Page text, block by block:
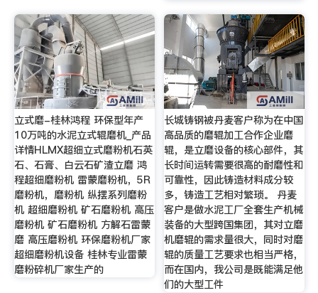
立式磨-桂林鸿程 环保型年产
10万吨的水泥立式辊磨机_产品
详情HLMX超细立式磨粉机石英
石、石膏、白云石矿渣立磨 鸿
程超细磨粉机 雷蒙磨粉机，5R
磨粉机，磨粉机 纵摆系列磨粉
机 超细磨粉机 矿石磨粉机 高压
磨粉机 矿石磨粉机 方解石雷蒙
磨 高压磨粉机 环保磨粉机厂家
超细磨粉机设备 桂林专业雷蒙
磨粉碎机厂家生产的
长城铸钢被丹麦客户称为在中国
高品质的磨辊加工合作企业磨
辊，是立磨设备的核心部件，其
长时间运转需要很高的耐磨性和
可靠性，因此铸造材料成分较
多，铸造工艺相对繁琐。 丹麦
客户是做水泥工厂全套生产机械
装备的大型跨国集团，其对立磨
机磨辊的需求量很大，同时对磨
辊的质量工艺要求也相当严格，
而在国内，我公司是既能满足他
们的大型工件